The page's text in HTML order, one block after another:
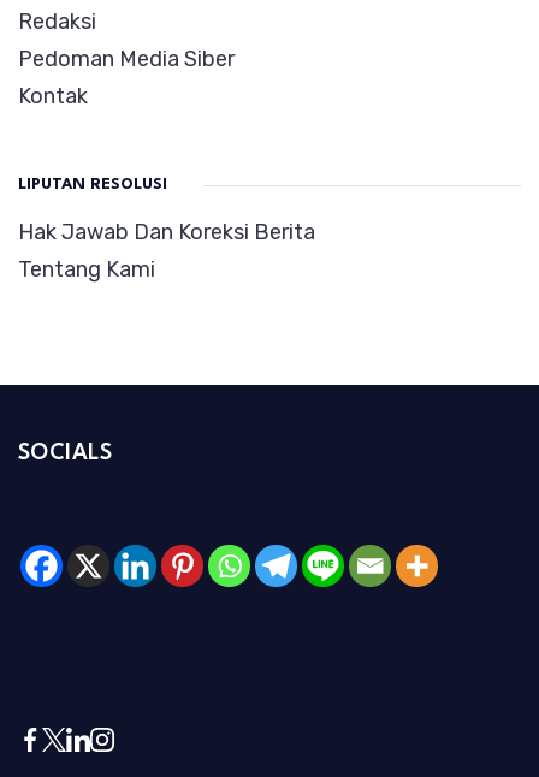
Redaksi
Pedoman Media Siber
Kontak
LIPUTAN RESOLUSI
Hak Jawab Dan Koreksi Berita
Tentang Kami
SOCIALS